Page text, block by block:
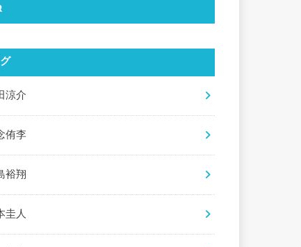
涼介
侑李
裕翔
圭人